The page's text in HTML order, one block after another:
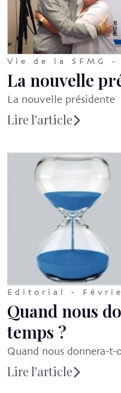
Vie de la SFMG -
La nouvelle
La nouvelle présidente
Lire l'article
Editorial -
Quand nous
temps ?
Quand nous donnera-
Lire l'article